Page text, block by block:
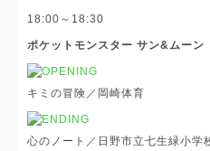
18:00～18:30
ポケットモンスター サン&ムーン
キミの冒険／岡崎体育
心のノート／日野市立七生緑小学